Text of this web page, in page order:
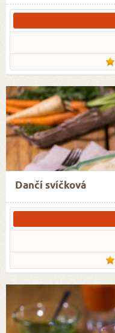
Dančí svíčková